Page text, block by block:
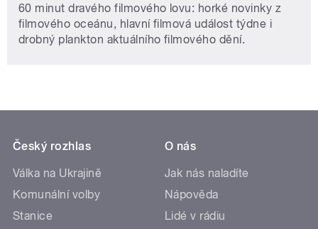
60 minut dravého filmového lovu: horké novinky z
filmového oceánu, hlavní filmová událost týdne i
drobný plankton aktuálního filmového dění.
Český rozhlas
Válka na Ukrajině
Komunální volby
Stanice
O nás
Jak nás naladíte
Nápověda
Lidé v rádiu